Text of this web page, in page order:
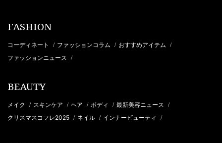
FASHION
コーディネート / ファッションコラム / おすすめアイテム /
ファッションニュース /
BEAUTY
メイク / スキンケア / ヘア / ボディ / 最新美容ニュース /
クリスマスコフレ2025 / ネイル / インナービューティ /